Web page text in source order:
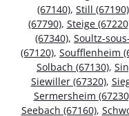
(67140), Still (67190)
(67790), Steige
(67340), Soultz-
(67120), Soufflenheim
Solbach (67130),
Siewiller (67320),
Sermersheim
Seebach (67160),